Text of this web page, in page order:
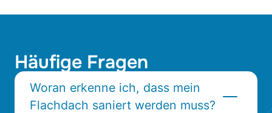
Häufige Fragen
Woran erkenne ich, dass mein
Flachdach saniert werden muss?